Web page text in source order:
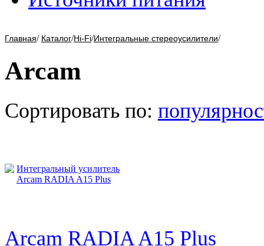
Главная/ Каталог/Hi-Fi/Интегральные стереоусилители/
Arcam
Сортировать по:
Arcam RADIA A15 Plus